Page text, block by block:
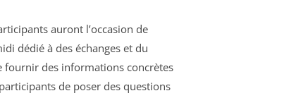
auront l’occasion de
dédié à des échanges et du
fournir des informations concrètes
de poser des questions